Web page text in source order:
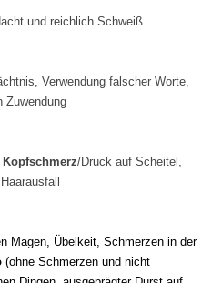
und reichlich Schweiß
Verwendung falscher Worte,
Zuwendung
Kopfschmerz/Druck auf Scheitel,
Magen, Übelkeit, Schmerzen in der
(ohne Schmerzen und nicht